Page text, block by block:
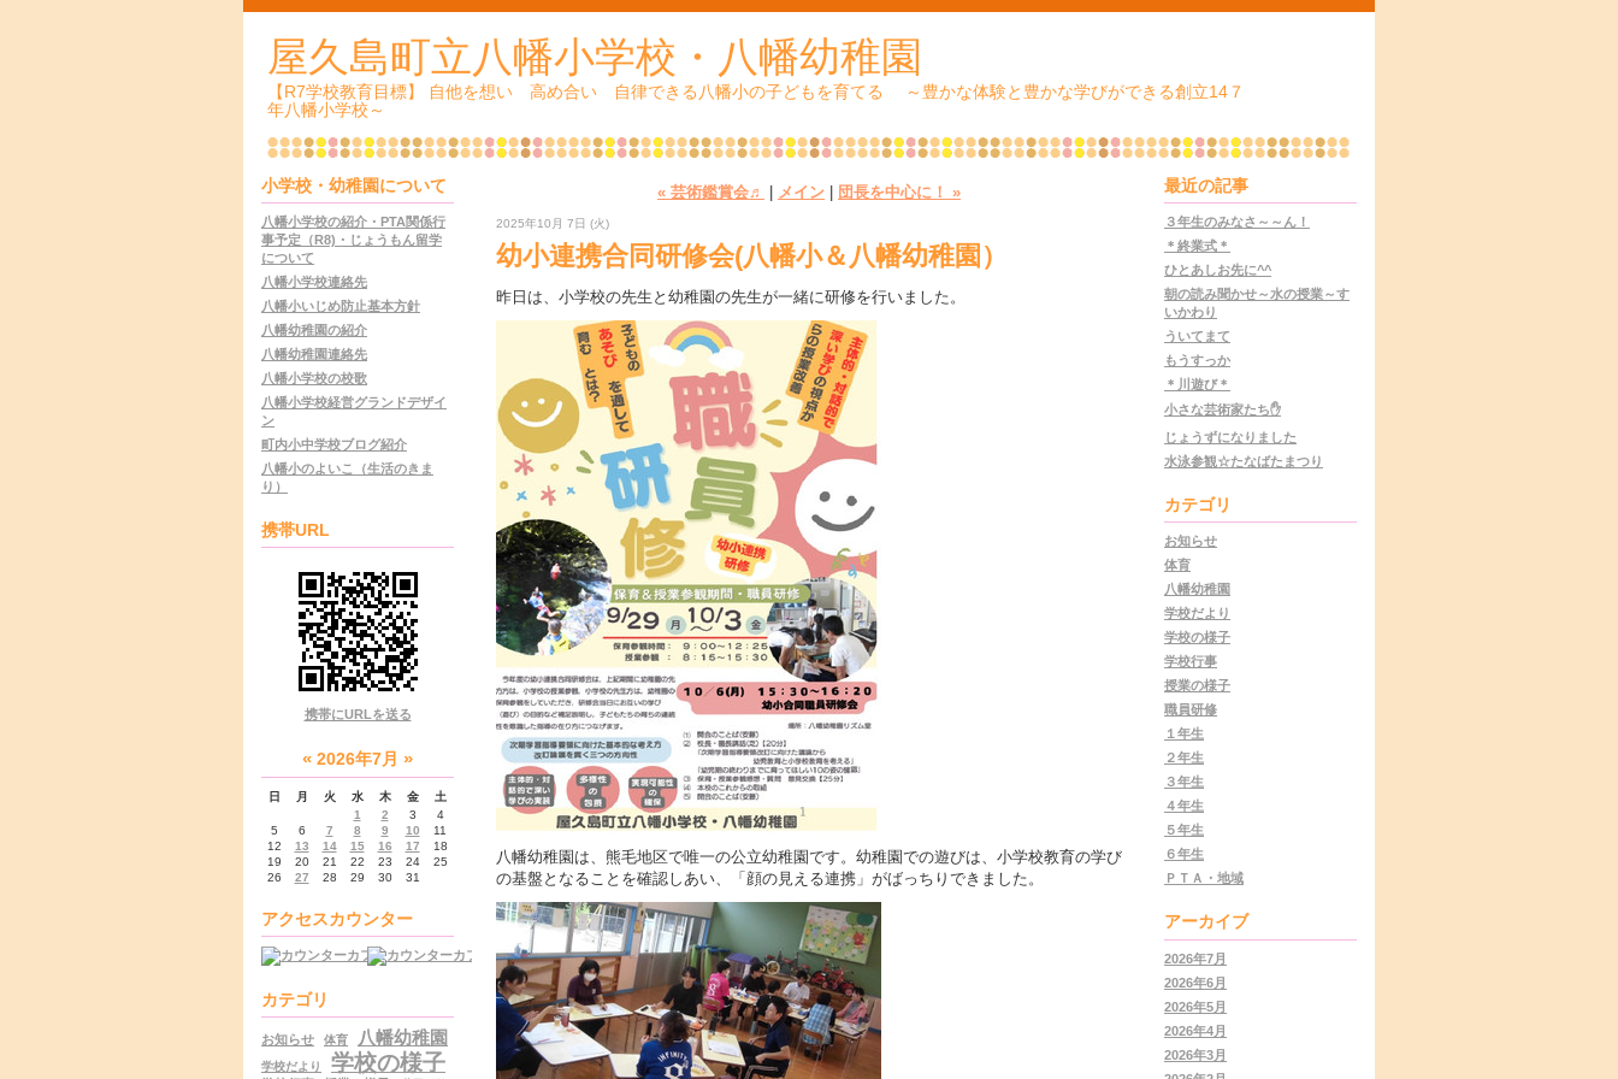
屋久島町立八幡小学校・八幡幼稚園
【R7学校教育目標】 自他を想い 高め合い 自律できる八幡小の子どもを育てる ～豊かな体験と豊かな学びができる創立14７
年八幡小学校～
小学校・幼稚園について
八幡小学校の紹介・PTA関係行
事予定（R8)・じょうもん留学
について
八幡小学校連絡先
八幡小いじめ防止基本方針
八幡幼稚園の紹介
八幡幼稚園連絡先
八幡小学校の校歌
八幡小学校経営グランドデザイ
ン
町内小中学校ブログ紹介
八幡小のよいこ（生活のきま
り）
携帯URL
携帯にURLを送る
« 2026年7月 »
日 月 火 水 木 金
土
1
2 3
4
5
6 7 8 9 10
11
12
13 14 15 16 17
18
19
20 21 22 23 24
25
26
27 28 29 30 31
アクセスカウンター
カテゴリ
お知らせ 体育 八幡幼稚園
学校だより 学校の様子
« 芸術鑑賞会♬ メイン 団長を中心に！ »
2025年10月 7日 (火)
幼小連携合同研修会(八幡小＆八幡幼稚園）
昨日は、小学校の先生と幼稚園の先生が一緒に研修を行いました。
八幡幼稚園は、熊毛地区で唯一の公立幼稚園です。幼稚園での遊びは、小学校教育の学び
の基盤となることを確認しあい、「顔の見える連携」がばっちりできました。
最近の記事
３年生のみなさ～～ん！
＊終業式＊
ひとあしお先に^^
朝の読み聞かせ～水の授業～す
いかわり
ういてまて
もうすっか
＊川遊び＊
小さな芸術家たち✋
じょうずになりました
水泳参観☆たなばたまつり
カテゴリ
お知らせ
体育
八幡幼稚園
学校だより
学校の様子
学校行事
授業の様子
職員研修
１年生
２年生
３年生
４年生
５年生
６年生
ＰＴＡ・地域
アーカイブ
2026年7月
2026年6月
2026年5月
2026年4月
2026年3月